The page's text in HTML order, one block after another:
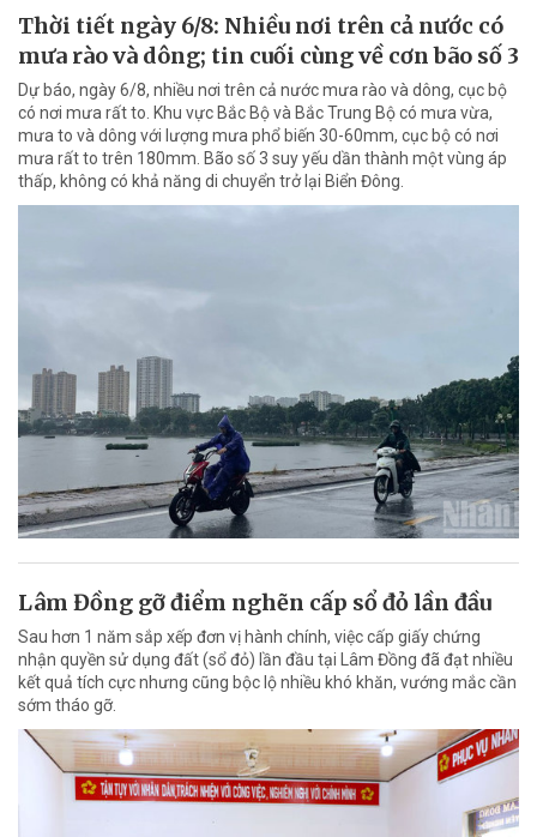
Thời tiết ngày 6/8: Nhiều nơi trên cả nước có
mưa rào và dông; tin cuối cùng về cơn bão số 3
Dự báo, ngày 6/8, nhiều nơi trên cả nước mưa rào và dông, cục bộ
có nơi mưa rất to. Khu vực Bắc Bộ và Bắc Trung Bộ có mưa vừa,
mưa to và dông với lượng mưa phổ biến 30-60mm, cục bộ có nơi
mưa rất to trên 180mm. Bão số 3 suy yếu dần thành một vùng áp
thấp, không có khả năng di chuyển trở lại Biển Đông.
Lâm Đồng gỡ điểm nghẽn cấp sổ đỏ lần đầu
Sau hơn 1 năm sắp xếp đơn vị hành chính, việc cấp giấy chứng
nhận quyền sử dụng đất (sổ đỏ) lần đầu tại Lâm Đồng đã đạt nhiều
kết quả tích cực nhưng cũng bộc lộ nhiều khó khăn, vướng mắc cần
sớm tháo gỡ.